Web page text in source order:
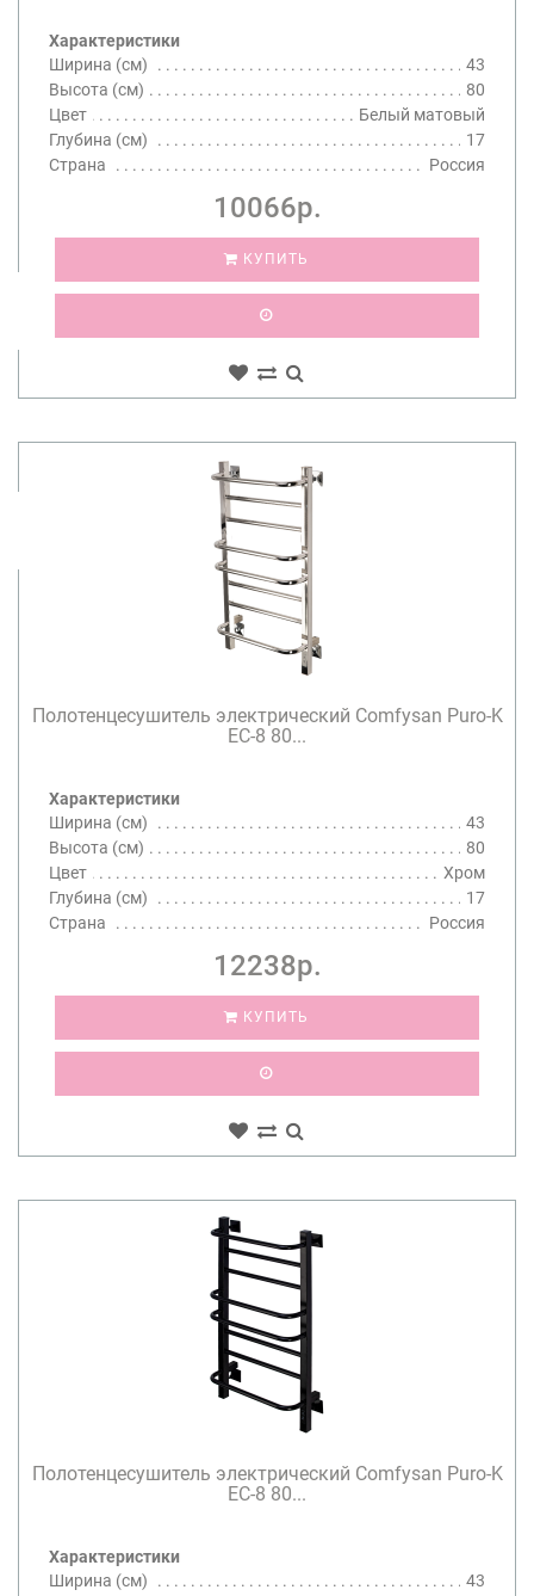
Характеристики
Ширина (см)
43
Высота (см)
80
Цвет
Белый матовый
Глубина (см)
17
Страна
Россия
10066р.
КУПИТЬ
Полотенцесушитель электрический Comfysan Puro-K
EC-8 80...
Характеристики
Ширина (см)
43
Высота (см)
80
Цвет
Хром
Глубина (см)
17
Страна
Россия
12238р.
КУПИТЬ
Полотенцесушитель электрический Comfysan Puro-K
EC-8 80...
Характеристики
Ширина (см)
43